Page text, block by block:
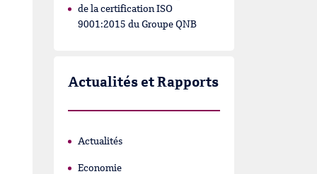
de la certification ISO
9001:2015 du Groupe QNB
Actualités et Rapports
Actualités
Economie